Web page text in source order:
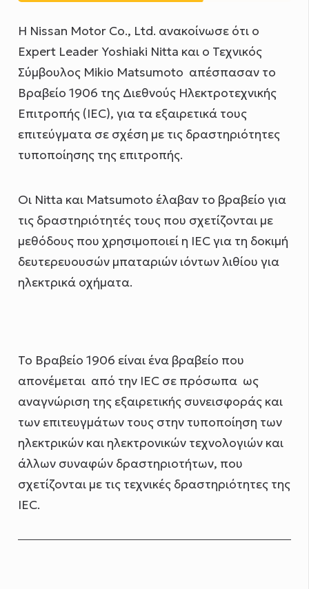
Η Nissan Motor Co., Ltd. ανακοίνωσε ότι ο
Expert Leader Yoshiaki Nitta και ο Τεχνικός
Σύμβουλος Mikio Matsumoto απέσπασαν το
Βραβείο 1906 της Διεθνούς Ηλεκτροτεχνικής
Επιτροπής (IEC), για τα εξαιρετικά τους
επιτεύγματα σε σχέση με τις δραστηριότητες
τυποποίησης της επιτροπής.
Οι Nitta και Matsumoto έλαβαν το βραβείο για
τις δραστηριότητές τους που σχετίζονται με
μεθόδους που χρησιμοποιεί η IEC για τη δοκιμή
δευτερευουσών μπαταριών ιόντων λιθίου για
ηλεκτρικά οχήματα.
Το Βραβείο 1906 είναι ένα βραβείο που
απονέμεται από την IEC σε πρόσωπα ως
αναγνώριση της εξαιρετικής συνεισφοράς και
των επιτευγμάτων τους στην τυποποίηση των
ηλεκτρικών και ηλεκτρονικών τεχνολογιών και
άλλων συναφών δραστηριοτήτων, που
σχετίζονται με τις τεχνικές δραστηριότητες της
IEC.